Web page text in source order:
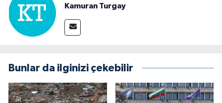
Kamuran Turgay
Bunlar da ilginizi çekebilir